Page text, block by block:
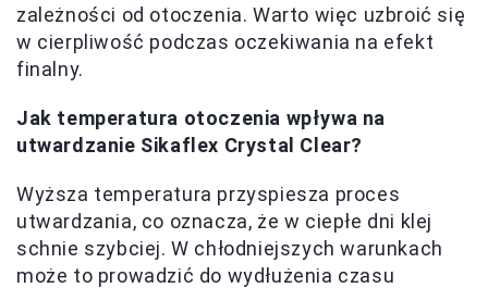
zależności od otoczenia. Warto więc uzbroić się
w cierpliwość podczas oczekiwania na efekt
finalny.
Jak temperatura otoczenia wpływa na
utwardzanie Sikaflex Crystal Clear?
Wyższa temperatura przyspiesza proces
utwardzania, co oznacza, że w ciepłe dni klej
schnie szybciej. W chłodniejszych warunkach
może to prowadzić do wydłużenia czasu